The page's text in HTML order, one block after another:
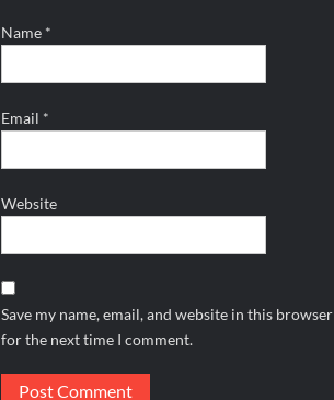
Name *
Email *
Website
Save my name, email, and website in this browser
for the next time I comment.